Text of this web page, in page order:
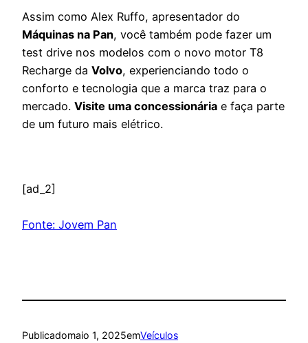
Assim como Alex Ruffo, apresentador do
Máquinas na Pan, você também pode fazer um
test drive nos modelos com o novo motor T8
Recharge da Volvo, experienciando todo o
conforto e tecnologia que a marca traz para o
mercado. Visite uma concessionária e faça parte
de um futuro mais elétrico.
[ad_2]
Fonte: Jovem Pan
Publicadomaio 1, 2025emVeículos